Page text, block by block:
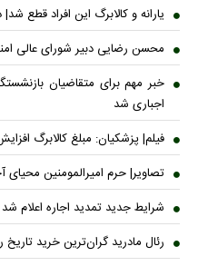
یارانه و کالابرگ این افراد قطع
محسن رضایی دبیر شورای عالی
اجباری شد
فیلم| پزشکیان: مبلغ کالابرگ
تصاویر| حرم امیرالمومنین
شرایط جدید تمدید اجاره اعلام شد
رئال مادرید گران‌ترین خرید تاریخ